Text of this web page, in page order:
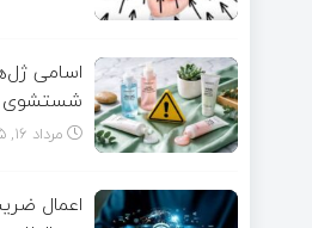
اسامی
شستشوی
مرداد ۱۶, ۱۴۰۵